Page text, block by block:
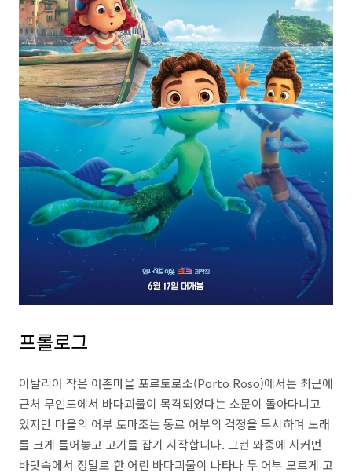
프롤로그
이탈리아 작은 어촌마을 포르토로소(Porto Roso)에서는 최근에
근처 무인도에서 바다괴물이 목격되었다는 소문이 돌아다니고
있지만 마을의 어부 토마조는 동료 어부의 걱정을 무시하며 노래
를 크게 틀어놓고 고기를 잡기 시작합니다. 그런 와중에 시커먼
바닷속에서 정말로 한 어린 바다괴물이 나타나 두 어부 모르게 고